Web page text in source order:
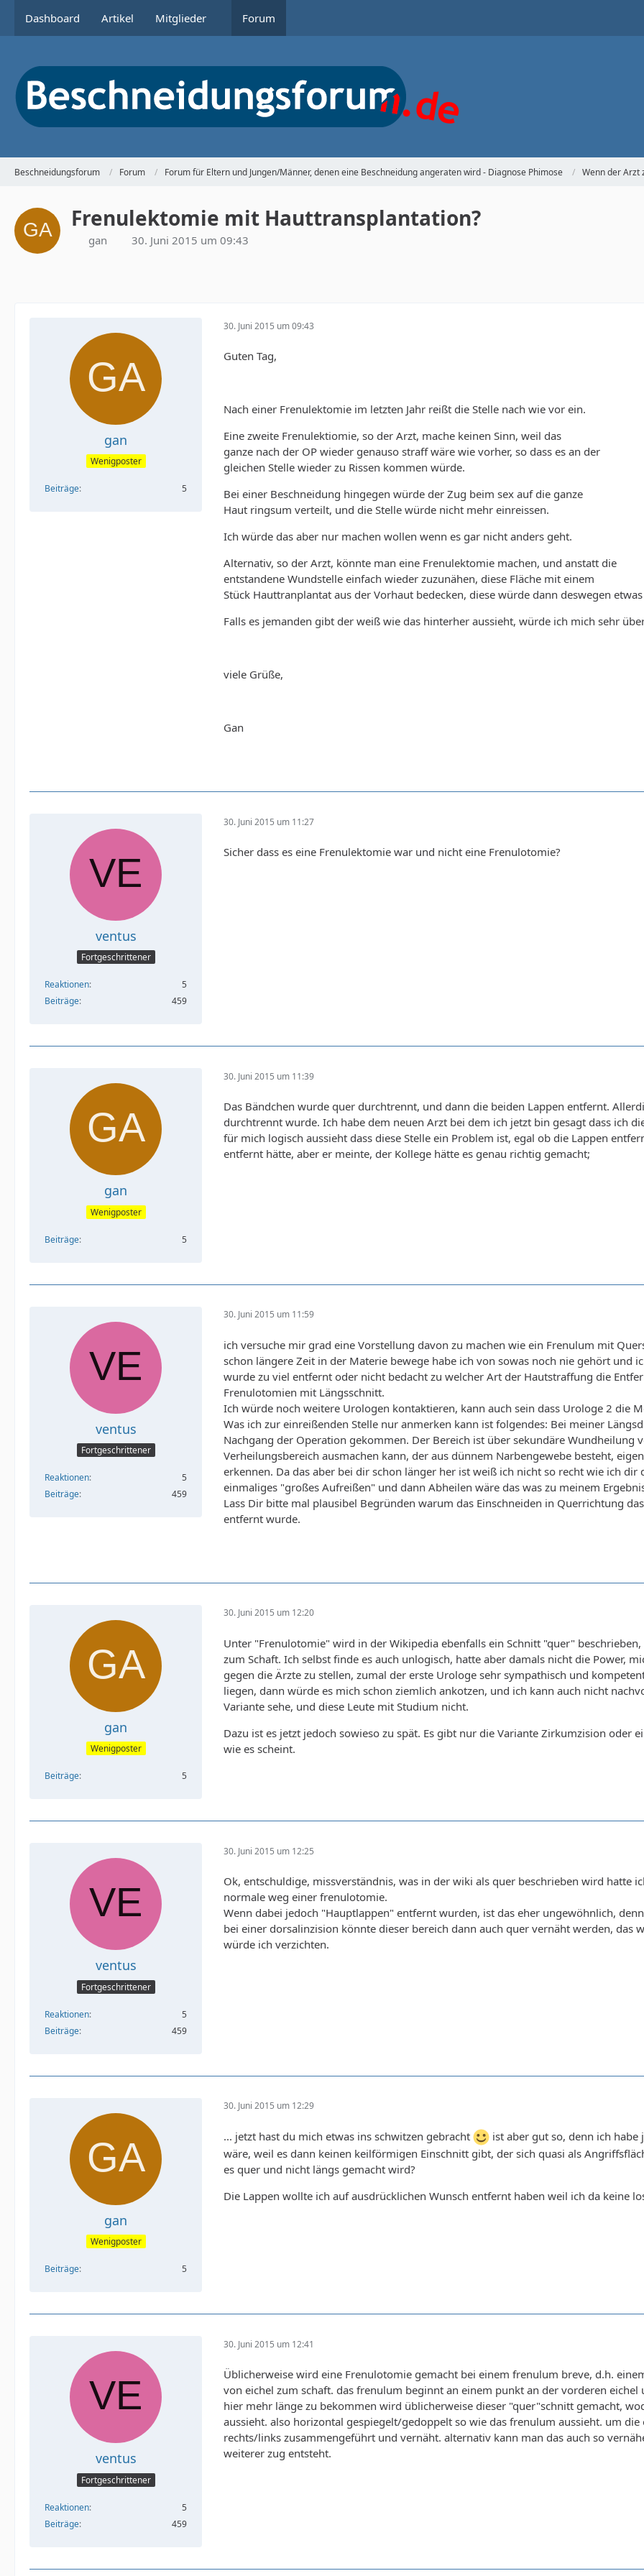
Dashboard Artikel Mitglieder Forum
Beschneidungsforum Forum Forum für Eltern und Jungen/Männer, denen eine Beschneidung angeraten wird - Diagnose Phimose Wenn der Arzt
Frenulektomie mit Hauttransplantation?
gan 30. Juni 2015 um 09:43
gan
Wenigposter
Beiträge 5
30. Juni 2015 um 09:43
Guten Tag,
Nach einer Frenulektomie im letzten Jahr reißt die Stelle nach wie vor ein.
Eine zweite Frenulektiomie, so der Arzt, mache keinen Sinn, weil das
ganze nach der OP wieder genauso straff wäre wie vorher, so dass es an der
gleichen Stelle wieder zu Rissen kommen würde.
Bei einer Beschneidung hingegen würde der Zug beim sex auf die ganze
Haut ringsum verteilt, und die Stelle würde nicht mehr einreissen.
Ich würde das aber nur machen wollen wenn es gar nicht anders geht.
Alternativ, so der Arzt, könnte man eine Frenulektomie machen, und anstatt die
entstandene Wundstelle einfach wieder zuzunähen, diese Fläche mit einem
Stück Hauttranplantat aus der Vorhaut bedecken, diese würde dann deswegen
Falls es jemanden gibt der weiß wie das hinterher aussieht, würde ich mich sehr
viele Grüße,
Gan
ventus
Fortgeschrittener
Reaktionen
5
Beiträge
459
30. Juni 2015 um 11:27
Sicher dass es eine Frenulektomie war und nicht eine Frenulotomie?
gan
Wenigposter
Beiträge 5
30. Juni 2015 um 11:39
Das Bändchen wurde quer durchtrennt, und dann die beiden Lappen entfernt.
durchtrennt wurde. Ich habe dem neuen Arzt bei dem ich jetzt bin gesagt dass ich
für mich logisch aussieht dass diese Stelle ein Problem ist, egal ob die Lappen
entfernt hätte, aber er meinte, der Kollege hätte es genau richtig gemacht;
ventus
Fortgeschrittener
Reaktionen
5
Beiträge
459
30. Juni 2015 um 11:59
ich versuche mir grad eine Vorstellung davon zu machen wie ein Frenulum mit
schon längere Zeit in der Materie bewege habe ich von sowas noch nie gehört und
wurde zu viel entfernt oder nicht bedacht zu welcher Art der Hautstraffung die
Frenulotomien mit Längsschnitt.
Ich würde noch weitere Urologen kontaktieren, kann auch sein dass Urologe 2 die
Was ich zur einreißenden Stelle nur anmerken kann ist folgendes: Bei meiner
Nachgang der Operation gekommen. Der Bereich ist über sekundäre
Verheilungsbereich ausmachen kann, der aus dünnem Narbengewebe besteht,
erkennen. Da das aber bei dir schon länger her ist weiß ich nicht so recht wie ich
einmaliges "großes Aufreißen" und dann Abheilen wäre das was zu meinem
Lass Dir bitte mal plausibel Begründen warum das Einschneiden in Querrichtung
entfernt wurde.
gan
Wenigposter
Beiträge 5
30. Juni 2015 um 12:20
Unter "Frenulotomie" wird in der Wikipedia ebenfalls ein Schnitt "quer"
zum Schaft. Ich selbst finde es auch unlogisch, hatte aber damals nicht die Power,
gegen die Ärzte zu stellen, zumal der erste Urologe sehr sympathisch und
liegen, dann würde es mich schon ziemlich ankotzen, und ich kann auch nicht
Variante sehe, und diese Leute mit Studium nicht.
Dazu ist es jetzt jedoch sowieso zu spät. Es gibt nur die Variante Zirkumzision oder
wie es scheint.
ventus
Fortgeschrittener
Reaktionen
5
Beiträge
459
30. Juni 2015 um 12:25
Ok, entschuldige, missverständnis, was in der wiki als quer beschrieben wird hatte
normale weg einer frenulotomie.
Wenn dabei jedoch "Hauptlappen" entfernt wurden, ist das eher ungewöhnlich,
bei einer dorsalinzision könnte dieser bereich dann auch quer vernäht werden, das
würde ich verzichten.
gan
Wenigposter
Beiträge 5
30. Juni 2015 um 12:29
... jetzt hast du mich etwas ins schwitzen gebracht
ist aber gut so, denn ich habe
wäre, weil es dann keinen keilförmigen Einschnitt gibt, der sich quasi als
es quer und nicht längs gemacht wird?
Die Lappen wollte ich auf ausdrücklichen Wunsch entfernt haben weil ich da keine
ventus
Fortgeschrittener
Reaktionen
5
Beiträge
459
30. Juni 2015 um 12:41
Üblicherweise wird eine Frenulotomie gemacht bei einem frenulum breve, d.h.
von eichel zum schaft. das frenulum beginnt an einem punkt an der vorderen
hier mehr länge zu bekommen wird üblicherweise dieser "quer"schnitt gemacht,
aussieht. also horizontal gespiegelt/gedoppelt so wie das frenulum aussieht. um
rechts/links zusammengeführt und vernäht. alternativ kann man das auch so
weiterer zug entsteht.